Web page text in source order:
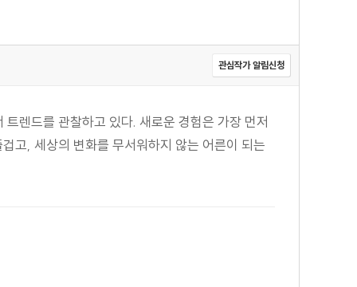
관심작가 알림신청
렌드를 관찰하고 있다. 새로운 경험은 가장 먼저
고, 세상의 변화를 무서워하지 않는 어른이 되는